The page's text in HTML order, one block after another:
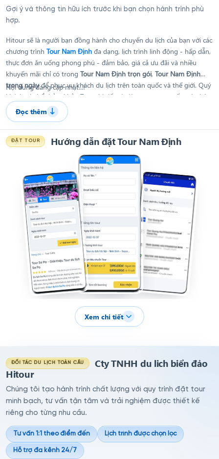
Gợi ý và thông tin hữu ích trước khi bạn chọn hành trình phù
hợp.
Hitour sẽ là người bạn đồng hành cho chuyến du lịch của bạn với các
chương trình Tour Nam Định đa dạng, lịch trình linh động - hấp dẫn,
thực đơn ăn uống phong phú - đảm bảo, giá cả ưu đãi và nhiều
khuyến mãi chỉ có trong Tour Nam Định trọn gói, Tour Nam Định
trong ngàyđể phục vụ khách du lịch trên toàn quốc và thế giới. Quý
khách có thể thảm khảo Tour chi tiết và đặt tour trực tuyến trên hệ
thống của Hitour, hoặc nếu cần hỗ trợ hay còn bất kì thắc mắc nào
Quý khách có thể liên hệ hotline
viên tư vấn.
Nội dung đang cập nhật...!
Đọc thêm
ĐẶT TOUR Hướng dẫn đặt Tour Nam Định
Xem chi tiết
ĐỐI TÁC DU LỊCH TOÀN CẦU
Cty TNHH du lich biển đảo
Hitour
Chúng tôi tạo hành trình chất lượng với quy trình đặt tour
minh bạch, tư vấn tận tâm và trải nghiệm được thiết kế
riêng cho từng nhu cầu.
Tư vấn 1:1 theo điểm đến Lịch trình được chọn lọc
Hỗ trợ đa kênh 24/7